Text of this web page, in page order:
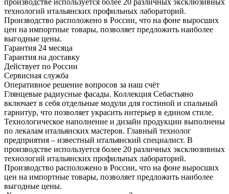
производстве используется более 20 различных эксклюзивных
технологий итальянских профильных лабораторий.
Производство расположено в России, что на фоне выросших
цен на импортные товары, позволяет предложить наиболее
выгодные цены.
Гарантия 24 месяца
Гарантия на доставку
Действует по России
Сервисная служба
Оперативное решение вопросов за наш счёт
Глянцевые радиусные фасады. Коллекция Себастьяно
включает в себя отдельные модули для гостиной и спальный
гарнитур, что позволяет украсить интерьер в едином стиле.
Технологическое наполнение и дизайн продукции выполнены
по лекалам итальянских мастеров. Главный технолог
предприятия – известный итальянский специалист. В
производстве используется более 20 различных эксклюзивных
технологий итальянских профильных лабораторий.
Производство расположено в России, что на фоне выросших
цен на импортные товары, позволяет предложить наиболее
выгодные цены.